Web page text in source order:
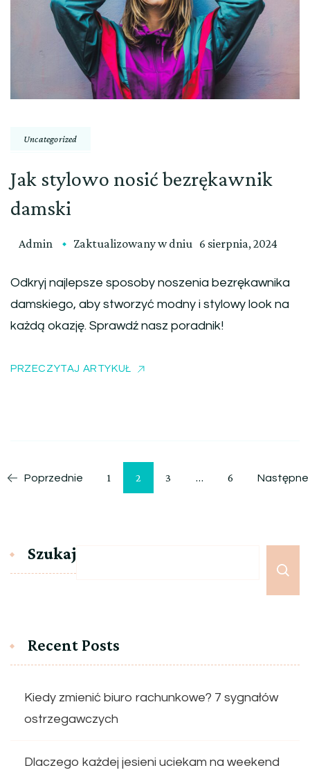
Uncategorized
Jak stylowo nosić bezrękawnik
damski
Admin Zaktualizowany w dniu 6 sierpnia, 2024
Odkryj najlepsze sposoby noszenia bezrękawnika
damskiego, aby stworzyć modny i stylowy look na
każdą okazję. Sprawdź nasz poradnik!
PRZECZYTAJ ARTYKUŁ
Nawigacja
wpisach
Poprzednie Strona
1 Strona
2 Strona
3 … Strona
6 Następne
Szukaj
Recent Posts
Kiedy zmienić biuro rachunkowe? 7 sygnałów
ostrzegawczych
Dlaczego każdej jesieni uciekam na weekend